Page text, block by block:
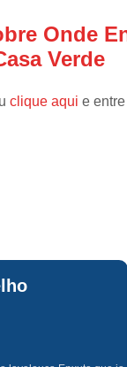
Onde
Verde
clique aqui e